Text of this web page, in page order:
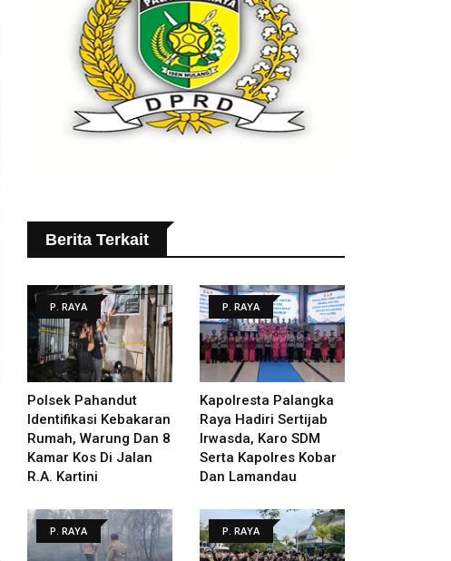
Berita Terkait
P. RAYA
Polsek Pahandut
Identifikasi Kebakaran
Rumah, Warung Dan 8
Kamar Kos Di Jalan
R.A. Kartini
P. RAYA
Kapolresta Palangka
Raya Hadiri Sertijab
Irwasda, Karo SDM
Serta Kapolres Kobar
Dan Lamandau
P. RAYA P. RAYA